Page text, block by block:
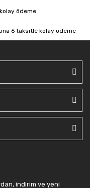
indirim ve yeni